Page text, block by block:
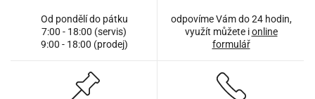
Od pondělí do pátku
7:00 - 18:00 (servis)
9:00 - 18:00 (prodej)
odpovíme Vám do 24 hodin,
využít můžete ionline
formulář